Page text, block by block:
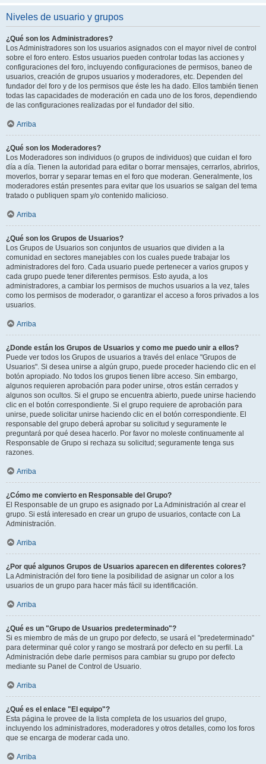
Niveles de usuario y grupos
¿Qué son los Administradores?
Los Administradores son los usuarios asignados con el mayor nivel de control
sobre el foro entero. Estos usuarios pueden controlar todas las acciones y
configuraciones del foro, incluyendo configuraciones de permisos, baneo de
usuarios, creación de grupos usuarios y moderadores, etc. Dependen del
fundador del foro y de los permisos que éste les ha dado. Ellos también tienen
todas las capacidades de moderación en cada uno de los foros, dependiendo
de las configuraciones realizadas por el fundador del sitio.
Arriba
¿Qué son los Moderadores?
Los Moderadores son individuos (o grupos de individuos) que cuidan el foro
día a día. Tienen la autoridad para editar o borrar mensajes, cerrarlos, abrirlos,
moverlos, borrar y separar temas en el foro que moderan. Generalmente, los
moderadores están presentes para evitar que los usuarios se salgan del tema
tratado o publiquen spam y/o contenido malicioso.
Arriba
¿Qué son los Grupos de Usuarios?
Los Grupos de Usuarios son conjuntos de usuarios que dividen a la
comunidad en sectores manejables con los cuales puede trabajar los
administradores del foro. Cada usuario puede pertenecer a varios grupos y
cada grupo puede tener diferentes permisos. Esto ayuda, a los
administradores, a cambiar los permisos de muchos usuarios a la vez, tales
como los permisos de moderador, o garantizar el acceso a foros privados a los
usuarios.
Arriba
¿Donde están los Grupos de Usuarios y como me puedo unir a ellos?
Puede ver todos los Grupos de usuarios a través del enlace "Grupos de
Usuarios". Si desea unirse a algún grupo, puede proceder haciendo clic en el
botón apropiado. No todos los grupos tienen libre acceso. Sin embargo,
algunos requieren aprobación para poder unirse, otros están cerrados y
algunos son ocultos. Si el grupo se encuentra abierto, puede unirse haciendo
clic en el botón correspondiente. Si el grupo requiere de aprobación para
unirse, puede solicitar unirse haciendo clic en el botón correspondiente. El
responsable del grupo deberá aprobar su solicitud y seguramente le
preguntará por qué desea hacerlo. Por favor no moleste continuamente al
Responsable de Grupo si rechaza su solicitud; seguramente tenga sus
razones.
Arriba
¿Cómo me convierto en Responsable del Grupo?
El Responsable de un grupo es asignado por La Administración al crear el
grupo. Si está interesado en crear un grupo de usuarios, contacte con La
Administración.
Arriba
¿Por qué algunos Grupos de Usuarios aparecen en diferentes colores?
La Administración del foro tiene la posibilidad de asignar un color a los
usuarios de un grupo para hacer más fácil su identificación.
Arriba
¿Qué es un "Grupo de Usuarios predeterminado"?
Si es miembro de más de un grupo por defecto, se usará el "predeterminado"
para determinar qué color y rango se mostrará por defecto en su perfil. La
Administración debe darle permisos para cambiar su grupo por defecto
mediante su Panel de Control de Usuario.
Arriba
¿Qué es el enlace "El equipo"?
Esta página le provee de la lista completa de los usuarios del grupo,
incluyendo los administradores, moderadores y otros detalles, como los foros
que se encarga de moderar cada uno.
Arriba